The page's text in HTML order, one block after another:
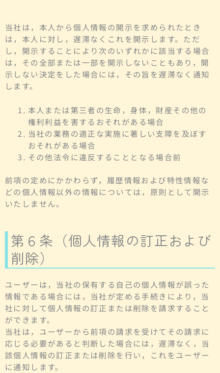
当社は，本人から個人情報の開示を求められたとき
は，本人に対し，遅滞なくこれを開示します。ただ
し，開示することにより次のいずれかに該当する場合
は，その全部または一部を開示しないこともあり，開
示しない決定をした場合には，その旨を遅滞なく通知
します。
本人または第三者の生命，身体，財産その他の
権利利益を害するおそれがある場合
当社の業務の適正な実施に著しい支障を及ぼす
おそれがある場合
その他法令に違反することとなる場合前
前項の定めにかかわらず，履歴情報および特性情報な
どの個人情報以外の情報については，原則として開示
いたしません。
第６条（個人情報の訂正および
削除）
ユーザーは，当社の保有する自己の個人情報が誤った
情報である場合には，当社が定める手続きにより，当
社に対して個人情報の訂正または削除を請求すること
ができます。
当社は，ユーザーから前項の請求を受けてその請求に
応じる必要があると判断した場合には，遅滞なく，当
該個人情報の訂正または削除を行い，これをユーザー
に通知します。